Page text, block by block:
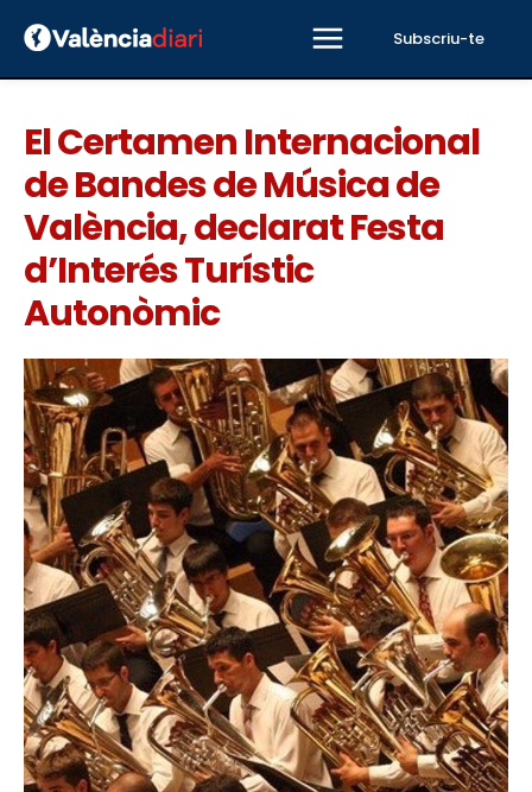
Subscriu-te
El Certamen Internacional
de Bandes de Música de
València, declarat Festa
d’Interés Turístic
Autonòmic